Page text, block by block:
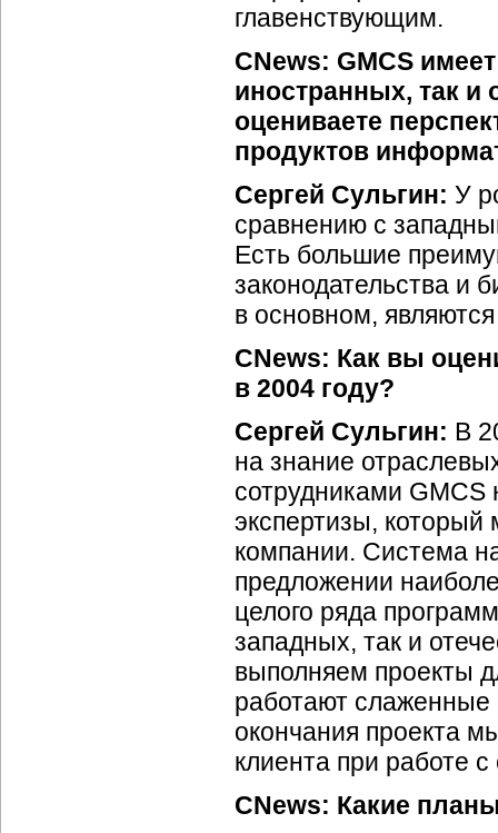
главенствующим.
CNews: GMCS
иностранных, так и
оцениваете
продуктов
Сергей Сульгин: У
сравнению с
Есть большие
законодательства и
в основном,
CNews: Как вы
в 2004 году?
Сергей Сульгин: В
на знание
сотрудниками GMCS
экспертизы, который
компании. Система
предложении
целого ряда
западных, так и
выполняем проекты
работают
окончания проекта
клиента при работе
CNews: Какие